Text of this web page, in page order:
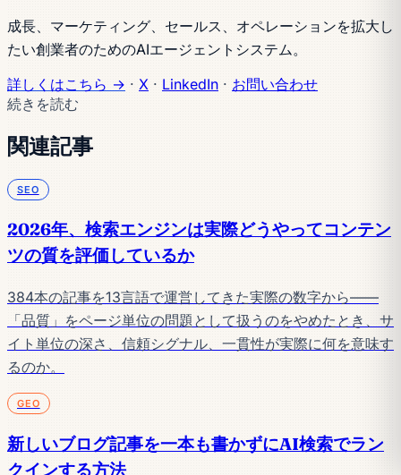
成長、マーケティング、セールス、オペレーションを拡大し
たい創業者のためのAIエージェントシステム。
詳しくはこちら → · X · LinkedIn · お問い合わせ
続きを読む
関連記事
SEO
2026年、検索エンジンは実際どうやってコンテン
ツの質を評価しているか
384本の記事を13言語で運営してきた実際の数字から——
「品質」をページ単位の問題として扱うのをやめたとき、サ
イト単位の深さ、信頼シグナル、一貫性が実際に何を意味す
るのか。
GEO
新しいブログ記事を一本も書かずにAI検索でラン
クインする方法